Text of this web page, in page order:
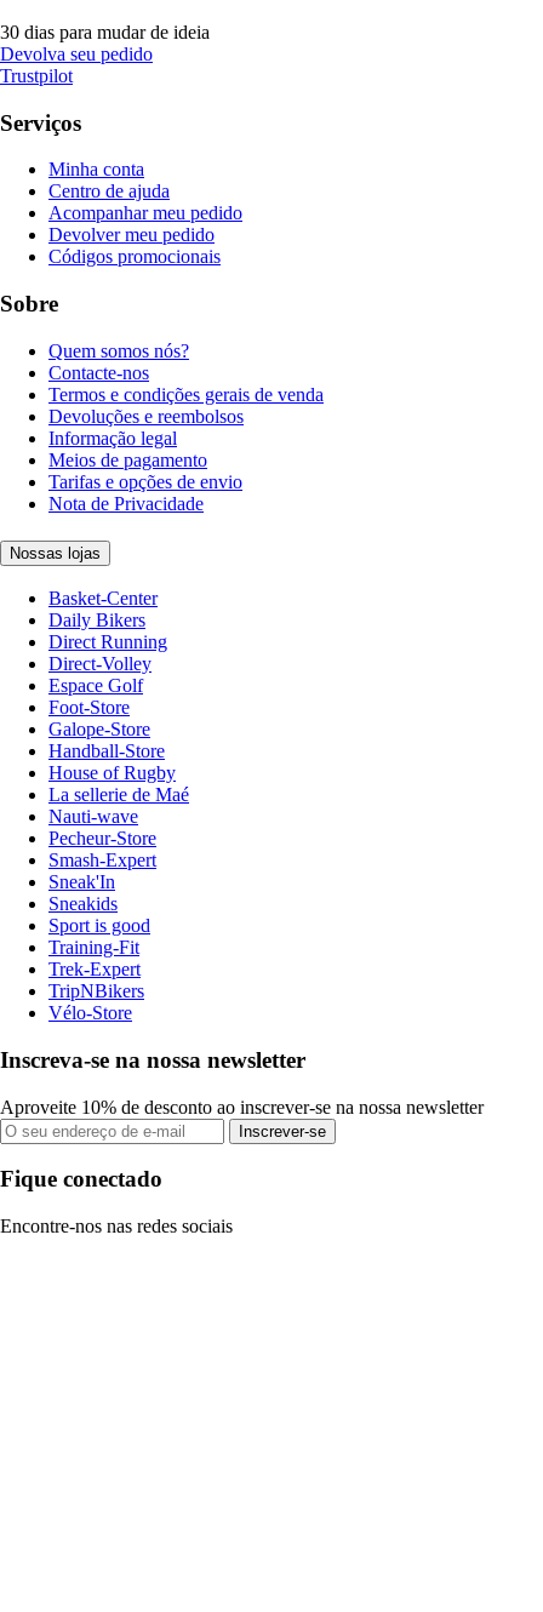
30 dias para mudar de ideia
Devolva seu pedido
Trustpilot
Serviços
Minha conta
Centro de ajuda
Acompanhar meu pedido
Devolver meu pedido
Códigos promocionais
Sobre
Quem somos nós?
Contacte-nos
Termos e condições gerais de venda
Devoluções e reembolsos
Informação legal
Meios de pagamento
Tarifas e opções de envio
Nota de Privacidade
Nossas lojas
Basket-Center
Daily Bikers
Direct Running
Direct-Volley
Espace Golf
Foot-Store
Galope-Store
Handball-Store
House of Rugby
La sellerie de Maé
Nauti-wave
Pecheur-Store
Smash-Expert
Sneak'In
Sneakids
Sport is good
Training-Fit
Trek-Expert
TripNBikers
Vélo-Store
Inscreva-se na nossa newsletter
Aproveite 10% de desconto ao inscrever-se na nossa newsletter
Inscrever-se
Fique conectado
Encontre-nos nas redes sociais